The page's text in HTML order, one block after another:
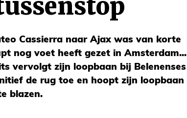
Cassierra naar Ajax was van korte
nog voet heeft gezet in Amsterdam...
vervolgt zijn loopbaan bij Belenenses
de rug toe en hoopt zijn loopbaan
blazen.